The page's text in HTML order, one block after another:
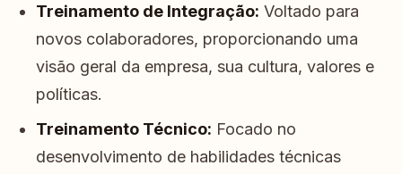
Treinamento de Integração: Voltado para
novos colaboradores, proporcionando uma
visão geral da empresa, sua cultura, valores e
políticas.
Treinamento Técnico: Focado no
desenvolvimento de habilidades técnicas